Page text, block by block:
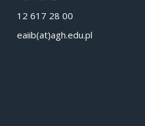
12 617 28 00
eaiib(at)agh.edu.pl